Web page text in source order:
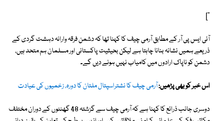
"]
آئی ایس پی آر کے مطابق آرمی چیف کا کہنا تھا کہ دشمن فرقہ وارانہ دہشت گردی کے
ذریعے ہمیں نشانہ بنانا چاہتا ہے لیکن بحیثیت پاکستانی اور مسلمان ہم متحد ہیں،
دشمن کو ناپاک ارادوں میں کامیاب نہیں ہونے دیں گے۔
اس خبر کو بھی پڑھیں:آرمی چیف کا نشتراسپتال ملتان کا دورہ، زخمیوں کی عیادت
دوسری جانب ذرائع کا کہنا ہے کہ آرمی چیف سے گزشتہ 48 گھنٹوں کے دوران مختلف